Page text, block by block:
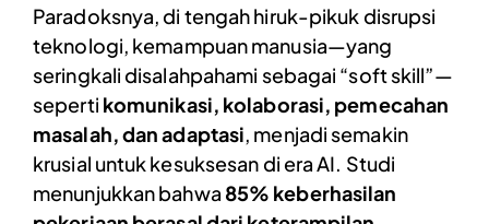
Paradoksnya, di tengah hiruk-pikuk disrupsi
teknologi, kemampuan manusia—yang
seringkali disalahpahami sebagai “soft skill”—
seperti komunikasi, kolaborasi, pemecahan
masalah, dan adaptasi, menjadi semakin
krusial untuk kesuksesan di era AI. Studi
menunjukkan bahwa 85% keberhasilan